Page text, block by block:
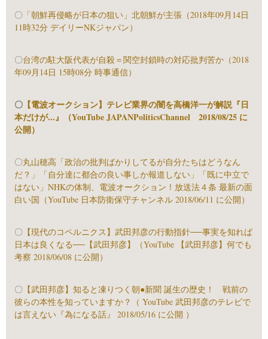
〇 「朝鮮再侵略が日本の狙い」北朝鮮が主張（2018年09月14日
11時32分 デイリーNKジャパン）
〇台湾の駐大阪代表が自殺＝関空封鎖時の対応批判苦か（2018
年09月14日 15時08分 時事通信）
〇 【電波オークション】テレビ業界の闇を高橋洋一が解説『日
本だけが...』（YouTube JAPANPoliticsChannel 2018/08/25 に
公開）
〇丸山穂高「政治の批判ばかりしてるが自分たちはどうなん
だ？」「自分達に都合の良い事しか報道しない」「既に中立で
はない」NHKの体制、電波オークション！放送法４条 最新の面
白い国（YouTube 日本防衛保守チャンネル 2018/06/11 に公開）
〇 【現代のコペルニクス】武田邦彦の行動指針──事実を知れば
日本は良くなる──【武田邦彦】（YouTube 【武田邦彦】何でも
考察 2018/06/08 に公開）
〇 【武田邦彦】知ると凍りつく朝●新聞 誕生の歴史！ 戦前の
彼らの本性を知っていますか？（ YouTube 武田邦彦のテレビで
は言えない『為になる話』 2018/05/16 に公開 ）